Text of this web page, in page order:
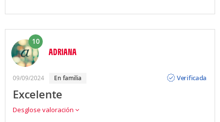
10
ADRIANA
09/09/2024 En familia
Verificada
Excelente
Desglose valoración